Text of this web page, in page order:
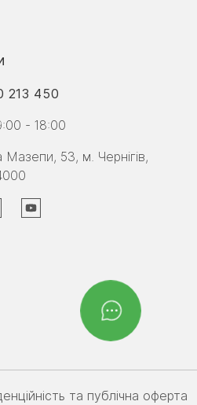
213 450
- 18:00
Мазепи, 53, м. Чернігів,
та публічна оферта